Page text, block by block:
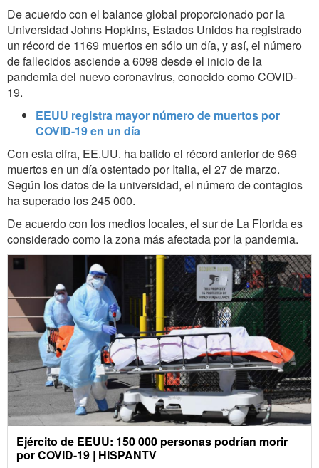
De acuerdo con el balanceglobal proporcionado por la
Universidad Johns Hopkins, Estados Unidos ha registrado
un récord de 1169 muertos en sólo un día, y así, el número
de fallecidos asciende a 6098 desde el inicio de la
pandemia del nuevo coronavirus, conocido como COVID-
19.
EEUU registra mayor número de muertos por
COVID-19 en un día
Con esta cifra, EE.UU. ha batido el récord anterior de 969
muertos en un día ostentado por Italia, el 27 de marzo.
Según los datos de la universidad, el número de contagios
ha superado los 245 000.
De acuerdo con los medios locales, el sur de La Florida es
considerado como la zona más afectada por la pandemia.
Ejército de EEUU: 150 000 personas podrían morir
por COVID-19 | HISPANTV